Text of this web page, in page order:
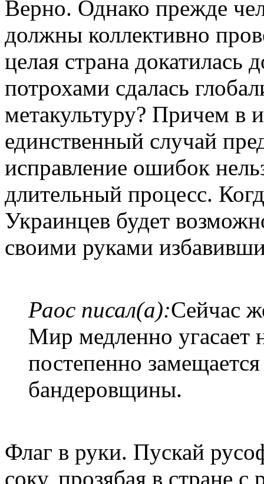
Верно. Однако прежде
должны коллективно
целая страна докатилась
потрохами сдалась
метакультуру? Причем в
единственный случай
исправление ошибок
длительный процесс.
Украинцев будет
своими руками
Раос писал(а):Сейчас
Мир медленно угасает
постепенно
бандеровщины.
Флаг в руки. Пускай
соку, прозябая в стране